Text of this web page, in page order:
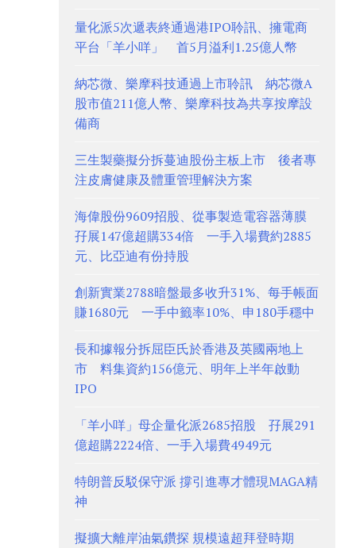
量化派5次遞表終通過港IPO聆訊、擁電商
平台「羊小咩」 首5月溢利1.25億人幣
納芯微、樂摩科技通過上市聆訊 納芯微A
股市值211億人幣、樂摩科技為共享按摩設
備商
三生製藥擬分拆蔓迪股份主板上市 後者專
注皮膚健康及體重管理解決方案
海偉股份9609招股、從事製造電容器薄膜
孖展147億超購334倍 一手入場費約2885
元、比亞迪有份持股
創新實業2788暗盤最多收升31%、每手帳面
賺1680元 一手中籤率10%、申180手穩中
長和據報分拆屈臣氏於香港及英國兩地上
市 料集資約156億元、明年上半年啟動
IPO
「羊小咩」母企量化派2685招股 孖展291
億超購2224倍、一手入場費4949元
特朗普反駁保守派 撐引進專才體現MAGA精
神
擬擴大離岸油氣鑽探 規模遠超拜登時期